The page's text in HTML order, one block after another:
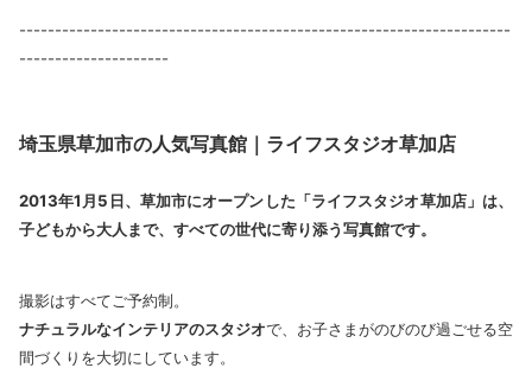
---------------------------------------------------------------------
---------------------
埼玉県草加市の人気写真館｜ライフスタジオ草加店
2013年1月5日、草加市にオープンした「ライフスタジオ草加店」は、
子どもから大人まで、すべての世代に寄り添う写真館です。
撮影はすべてご予約制。
ナチュラルなインテリアのスタジオで、お子さまがのびのび過ごせる空
間づくりを大切にしています。